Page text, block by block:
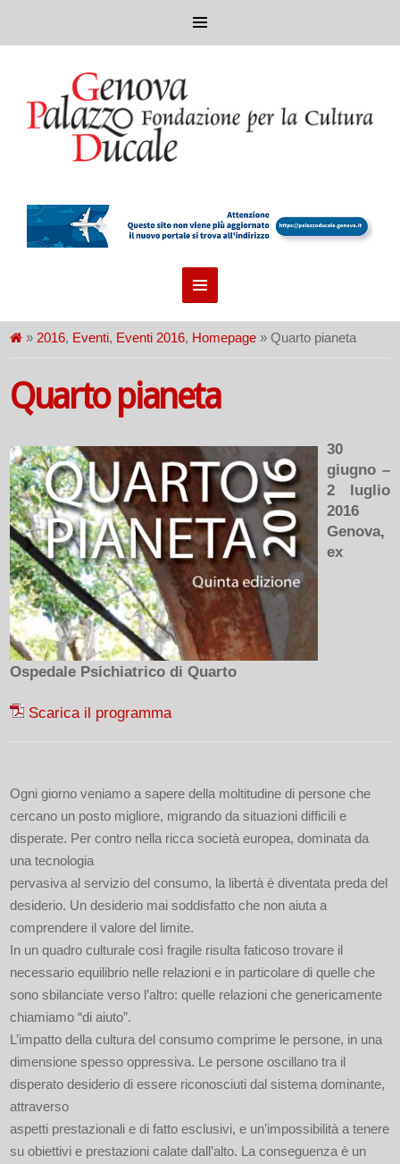
» 2016, Eventi, Eventi 2016, Homepage » Quarto pianeta
Quarto pianeta
30
giugno –
2 luglio
2016
Genova,
ex
Ospedale Psichiatrico di Quarto
Scarica il programma
Ogni giorno veniamo a sapere della moltitudine di persone che
cercano un posto migliore, migrando da situazioni difficili e
disperate. Per contro nella ricca società europea, dominata da
una tecnologia
pervasiva al servizio del consumo, la libertà è diventata preda del
desiderio. Un desiderio mai soddisfatto che non aiuta a
comprendere il valore del limite.
In un quadro culturale così fragile risulta faticoso trovare il
necessario equilibrio nelle relazioni e in particolare di quelle che
sono sbilanciate verso l’altro: quelle relazioni che genericamente
chiamiamo “di aiuto”.
L’impatto della cultura del consumo comprime le persone, in una
dimensione spesso oppressiva. Le persone oscillano tra il
disperato desiderio di essere riconosciuti dal sistema dominante,
attraverso
aspetti prestazionali e di fatto esclusivi, e un’impossibilità a tenere
su obiettivi e prestazioni calate dall’alto. La conseguenza è un